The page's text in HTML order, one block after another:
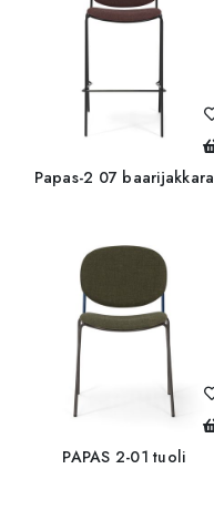
Papas-2 07 baarijakkara
PAPAS 2-01 tuoli